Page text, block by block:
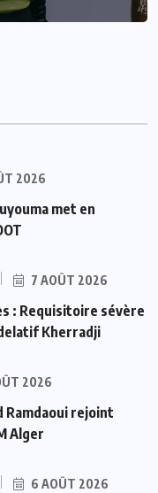
2026
met en
7 AOÛT 2026
: Requisitoire sévère
Kherradji
2026
Ramdaoui rejoint
Alger
6 AOÛT 2026